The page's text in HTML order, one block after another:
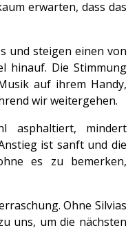
erwarten, dass das
und steigen einen von
hinauf. Die Stimmung
auf ihrem Handy,
wir weitergehen.
asphaltiert, mindert
ist sanft und die
es zu bemerken,
Ohne Silvias
uns, um die nächsten